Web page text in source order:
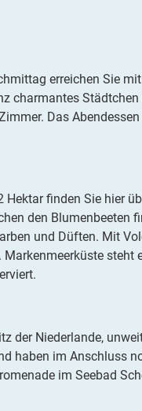
erreichen Sie
charmantes
Das
Hektar finden Sie hier
den Blumenbeeten
und Düften. Mit
steht
der Niederlande,
haben im Anschluss
im Seebad